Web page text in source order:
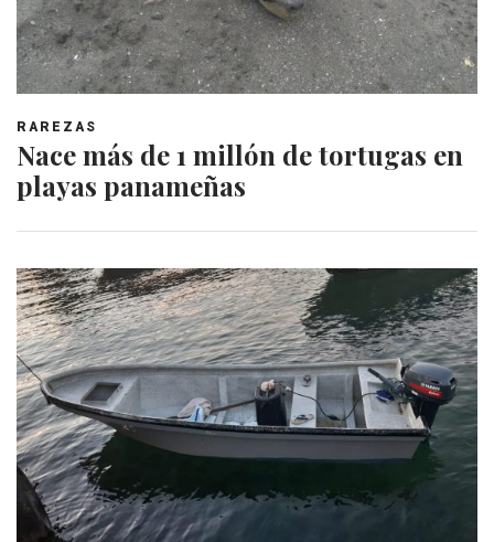
RAREZAS
Nace más de 1 millón de tortugas en
playas panameñas